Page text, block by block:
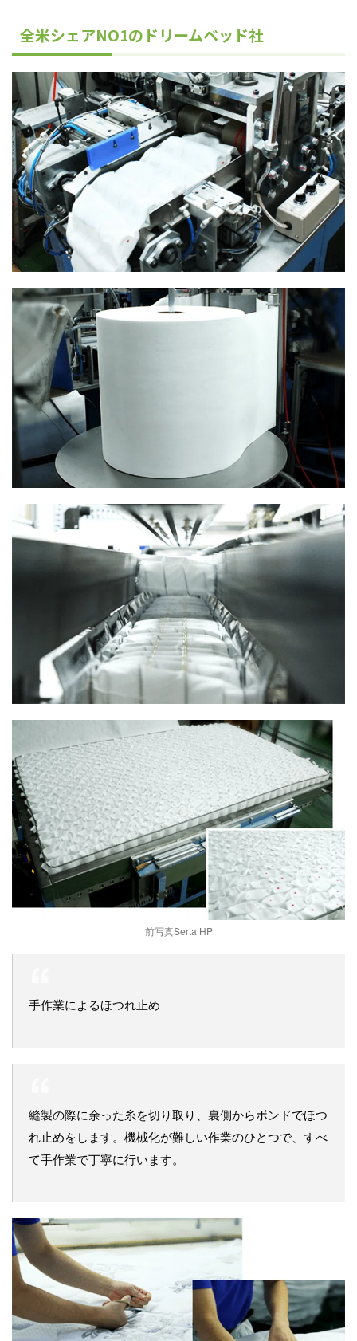
全米シェアNO1のドリームベッド社
前写真Serta HP
手作業によるほつれ止め
縫製の際に余った糸を切り取り、裏側からボンドでほつ
れ止めをします。機械化が難しい作業のひとつで、すべ
て手作業で丁寧に行います。